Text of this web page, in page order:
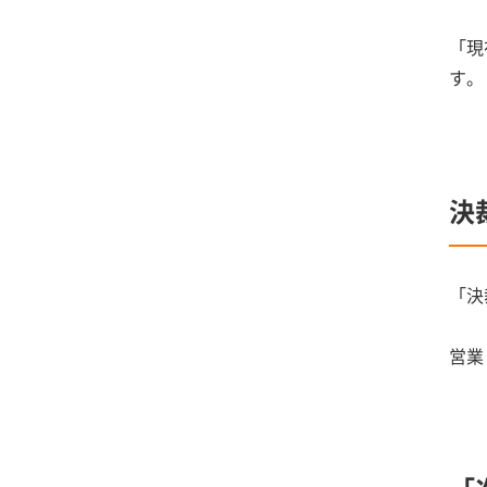
「
す。
決
「
営